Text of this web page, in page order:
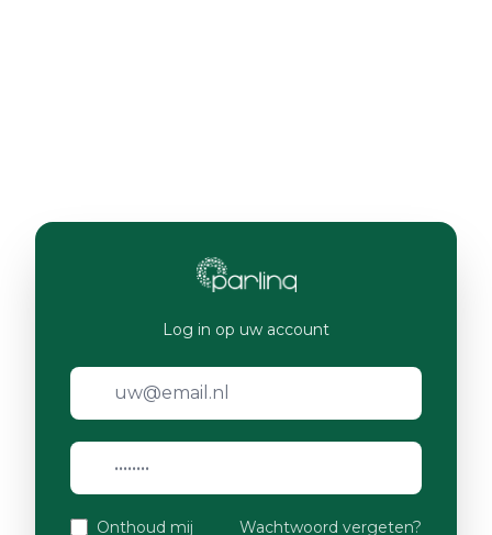
Log in op uw account
Onthoud mij Wachtwoord vergeten?